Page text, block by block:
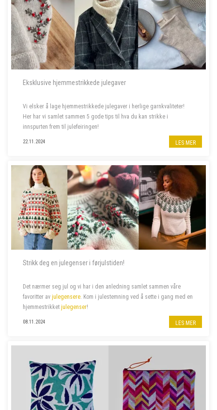
Eksklusive hjemmestrikkede julegaver
Vi elsker å lage hjemmestrikkede julegaver i herlige garnkvaliteter!
Her har vi samlet sammen 5 gode tips til hva du kan strikke i
innspurten frem til julefeiringen!
22.11.2024 LES MER
Strikk deg en julegenser i førjulstiden!
Det nærmer seg jul og vi har i den anledning samlet sammen våre
favoritter av julegensere . Kom i julestemning ved å sette i gang med en
hjemmestrikket julegenser!
08.11.2024 LES MER